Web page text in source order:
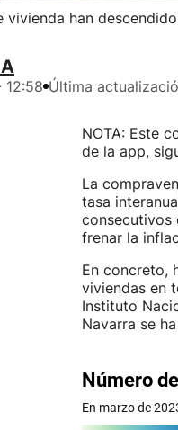
vivienda han
Última
NOTA: Este
de la app,
La
tasa
consecutivos
frenar la
En concreto,
viviendas en
Instituto
Navarra se